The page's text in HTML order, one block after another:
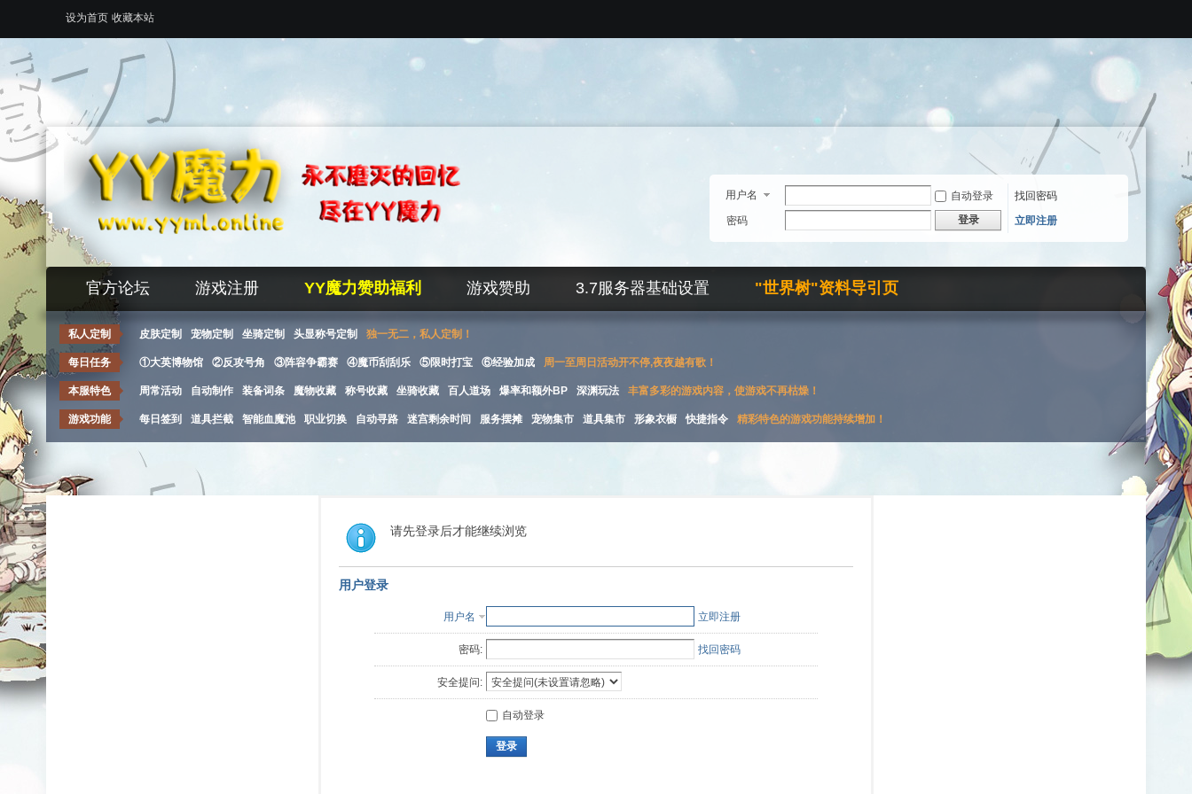
设为首页 收藏本站
用户名 自动登录
找回密码
密码
登录 立即注册
官方论坛 游戏注册 YY魔力赞助福利 游戏赞助 3.7服务器基础设置 "世界树"资料导引页
私人定制 皮肤定制 宠物定制 坐骑定制 头显称号定制 独一无二，私人定制！
每日任务 ①大英博物馆 ②反攻号角 ③阵容争霸赛 ④魔币刮刮乐 ⑤限时打宝 ⑥经验加成 周一至周日活动开不停,夜夜越有歌！
本服特色 周常活动 自动制作 装备词条 魔物收藏 称号收藏 坐骑收藏 百人道场 爆率和额外BP 深渊玩法 丰富多彩的游戏内容，使游戏不再枯燥！
游戏功能 每日签到 道具拦截 智能血魔池 职业切换 自动寻路 迷宫剩余时间 服务摆摊 宠物集市 道具集市 形象衣橱 快捷指令 精彩特色的游戏功能持续增加！
请先登录后才能继续浏览
用户登录
用户名 立即注册
密码: 找回密码
安全提问:
自动登录
登录